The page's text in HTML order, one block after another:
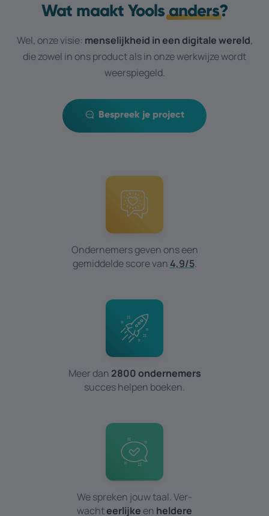
Wat maakt Yoolsanders?
Wel, onze visie: menselijkheid in een digitale wereld,
die zowel in ons product als in onze werkwijze wordt
weerspiegeld.
Bespreek je project
Ondernemers geven ons een
gemiddelde score van 4,9/5.
Meer dan 2800 ondernemers
succes helpen boeken.
We spreken jouw taal. Ver­
wachteerlijke en heldere